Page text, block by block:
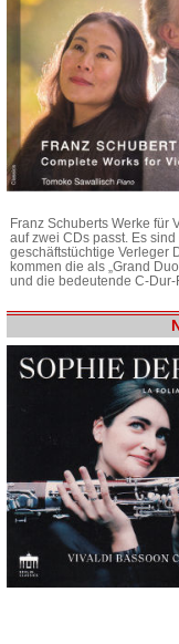
Franz Schuberts Werke für
auf zwei CDs passt. Es
geschäftstüchtige Verleger
kommen die als „Grand
und die bedeutende C-Dur-